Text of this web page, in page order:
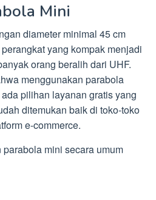
Mini
diameter minimal 45 cm
yang kompak menjadi
orang beralih dari UHF.
menggunakan parabola
pilihan layanan gratis yang
ditemukan baik di toko-toko
e-commerce.
mini secara umum